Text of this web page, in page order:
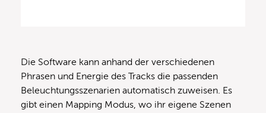
Die Software kann anhand der verschiedenen
Phrasen und Energie des Tracks die passenden
Beleuchtungsszenarien automatisch zuweisen. Es
gibt einen Mapping Modus, wo ihr eigene Szenen